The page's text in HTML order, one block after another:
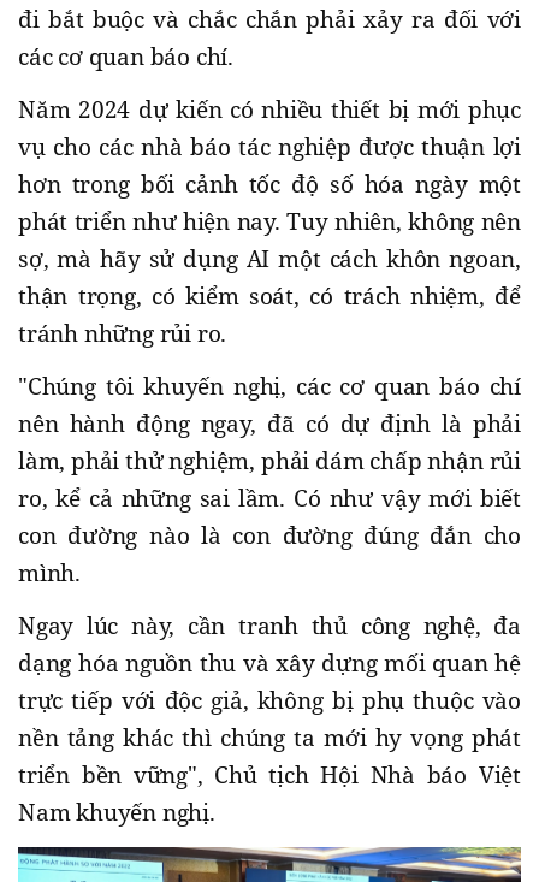
đi bắt buộc và chắc chắn phải xảy ra đối với
các cơ quan báo chí.
Năm 2024 dự kiến có nhiều thiết bị mới phục
vụ cho các nhà báo tác nghiệp được thuận lợi
hơn trong bối cảnh tốc độ số hóa ngày một
phát triển như hiện nay. Tuy nhiên, không nên
sợ, mà hãy sử dụng AI một cách khôn ngoan,
thận trọng, có kiểm soát, có trách nhiệm, để
tránh những rủi ro.
"Chúng tôi khuyến nghị, các cơ quan báo chí
nên hành động ngay, đã có dự định là phải
làm, phải thử nghiệm, phải dám chấp nhận rủi
ro, kể cả những sai lầm. Có như vậy mới biết
con đường nào là con đường đúng đắn cho
mình.
Ngay lúc này, cần tranh thủ công nghệ, đa
dạng hóa nguồn thu và xây dựng mối quan hệ
trực tiếp với độc giả, không bị phụ thuộc vào
nền tảng khác thì chúng ta mới hy vọng phát
triển bền vững", Chủ tịch Hội Nhà báo Việt
Nam khuyến nghị.